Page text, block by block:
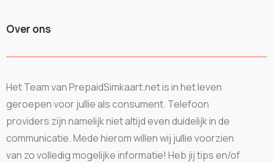
Over ons
Het Team van PrepaidSimkaart.net is in het leven
geroepen voor jullie als consument. Telefoon
providers zijn namelijk niet altijd even duidelijk in de
communicatie. Mede hierom willen wij jullie voorzien
van zo volledig mogelijke informatie! Heb jij tips en/of